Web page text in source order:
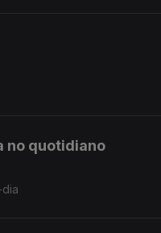
no quotidiano